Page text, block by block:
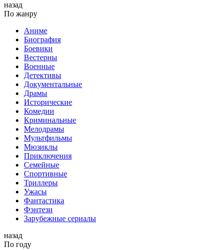
назад
По жанру
Аниме
Биография
Боевики
Вестерны
Военные
Детективы
Документальные
Драмы
Исторические
Комедии
Криминальные
Мелодрамы
Мультфильмы
Мюзиклы
Приключения
Семейные
Спортивные
Триллеры
Ужасы
Фантастика
Фэнтези
Зарубежные сериалы
назад
По году